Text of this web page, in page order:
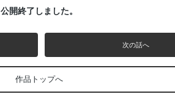
公開終了しました。
次の話へ
作品トップへ